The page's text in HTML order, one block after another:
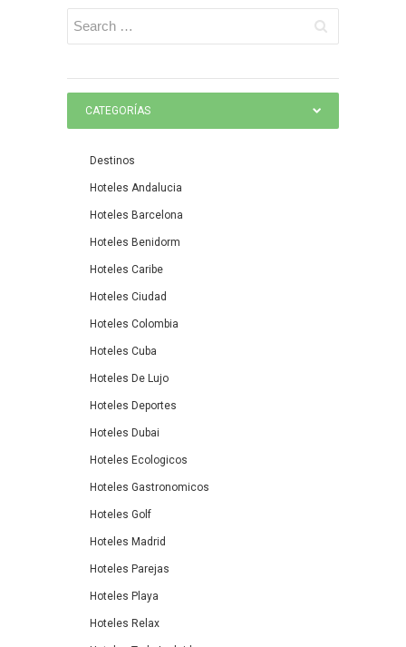
CATEGORÍAS
Destinos
Hoteles Andalucia
Hoteles Barcelona
Hoteles Benidorm
Hoteles Caribe
Hoteles Ciudad
Hoteles Colombia
Hoteles Cuba
Hoteles De Lujo
Hoteles Deportes
Hoteles Dubai
Hoteles Ecologicos
Hoteles Gastronomicos
Hoteles Golf
Hoteles Madrid
Hoteles Parejas
Hoteles Playa
Hoteles Relax